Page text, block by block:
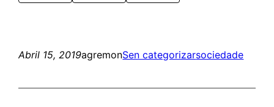
Abril 15, 2019agremonSen categorizarsociedade